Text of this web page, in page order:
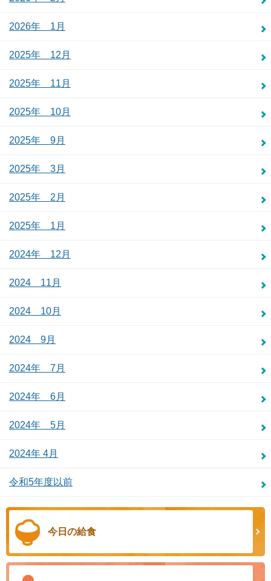
2026年 1月
2025年 12月
2025年 11月
2025年 10月
2025年 9月
2025年 3月
2025年 2月
2025年 1月
2024年 12月
2024 11月
2024 10月
2024 9月
2024年 7月
2024年 6月
2024年 5月
2024年 4月
令和5年度以前
今日の給食